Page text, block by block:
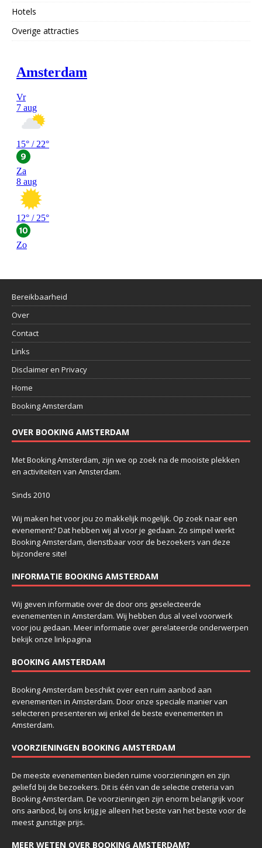
Hotels
Overige attracties
Bereikbaarheid
Over
Contact
Links
Disclaimer en Privacy
Home
Booking Amsterdam
OVER BOOKING AMSTERDAM
Met Booking Amsterdam, zijn we op zoek na de mooiste plekken
en activiteiten van Amsterdam.
Sinds 2010
Wij maken het voor jou zo makkelijk mogelijk. Op zoek naar een
evenement? Dat hebben wij al voor je gedaan. Zo simpel werkt
Booking Amsterdam, dienstbaar voor de bezoekers van deze
bijzondere site!
INFORMATIE BOOKING AMSTERDAM
Wij geven informatie over de door ons geselecteerde
evenementen in Amsterdam. Wij hebben dus al veel voorwerk
voor jou gedaan. Meer informatie over gerelateerde onderwerpen
bekijk onze linkpagina
BOOKING AMSTERDAM
Booking Amsterdam beschikt over een ruim aanbod aan
evenementen in Amsterdam. Door onze speciale manier van
selecteren presenteren wij enkel de beste evenementen in
Amsterdam.
VOORZIENINGEN BOOKING AMSTERDAM
De meeste evenementen bieden ruime voorzieningen en zijn
geliefd bij de bezoekers. Dit is één van de selectie creteria van
Booking Amsterdam. De voorzieningen zijn enorm belangrijk voor
ons aanbod, bij ons krijg je alleen het beste van het beste voor de
meest gunstige prijs.
MEER WETEN OVER BOOKING AMSTERDAM?